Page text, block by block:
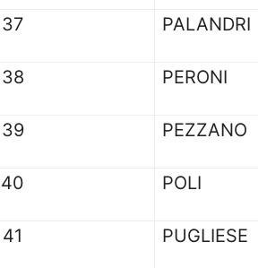
37 PALANDRI
38 PERONI
39 PEZZANO
40 POLI
41 PUGLIESE